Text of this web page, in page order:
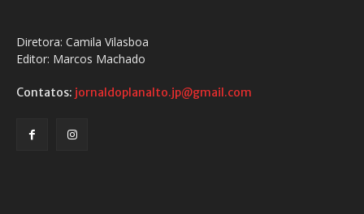
Diretora: Camila Vilasboa
Editor: Marcos Machado
Contatos: jornaldoplanalto.jp@gmail.com